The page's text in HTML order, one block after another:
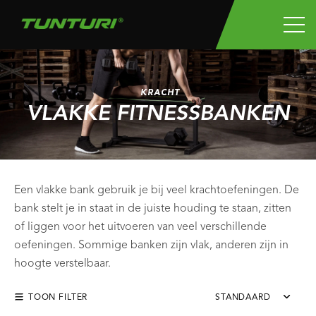
KRACHT
VLAKKE FITNESSBANKEN
Een vlakke bank gebruik je bij veel krachtoefeningen. De
bank stelt je in staat in de juiste houding te staan, zitten
of liggen voor het uitvoeren van veel verschillende
oefeningen. Sommige banken zijn vlak, anderen zijn in
hoogte verstelbaar.
TOON FILTER STANDAARD